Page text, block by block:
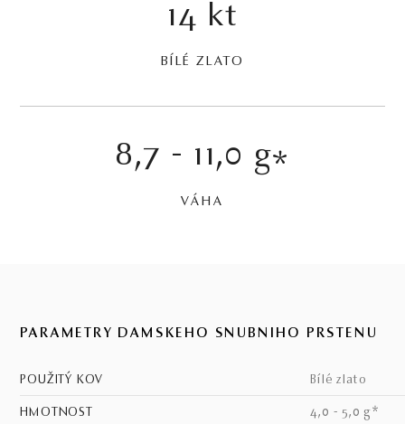
14 kt
BÍLÉ ZLATO
8,7 - 11,0 g*
VÁHA
PARAMETRY DÁMSKEHO SNUBNÍHO PRSTENU
POUŽITÝ KOV bílé zlato
HMOTNOST 4,0 - 5,0 g*